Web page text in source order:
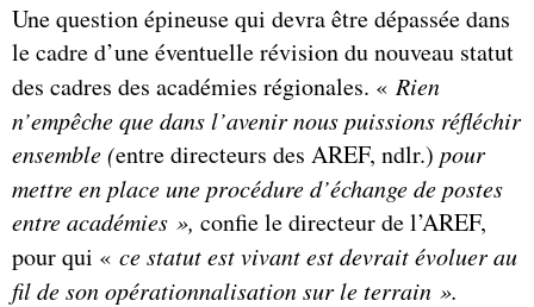
Une question épineuse qui devra être dépassée dans
le cadre d’une éventuelle révision du nouveau statut
des cadres des académies régionales. « Rien
n’empêche que dans l’avenir nous puissions réfléchir
ensemble (entre directeurs des AREF, ndlr.) pour
mettre en place une procédure d’échange de postes
entre académies », confie le directeur de l’AREF,
pour qui « ce statut est vivant est devrait évoluer au
fil de son opérationnalisation sur le terrain ».